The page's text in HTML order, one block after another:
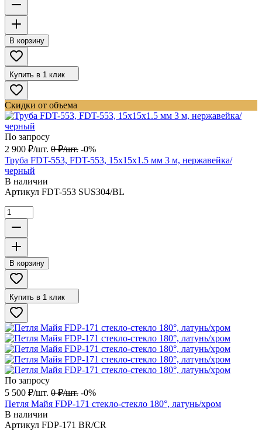
В корзину
Купить в 1 клик
Скидки от объема
По запросу
2 900 ₽/шт. 0 ₽/шт. -0%
Труба FDT-553, FDT-553, 15х15х1.5 мм 3 м, нержавейка/
черный
В наличии
Артикул FDT-553 SUS304/BL
В корзину
Купить в 1 клик
По запросу
5 500 ₽/шт. 0 ₽/шт. -0%
Петля Майя FDP-171 стекло-стекло 180°, латунь/хром
В наличии
Артикул FDP-171 BR/CR